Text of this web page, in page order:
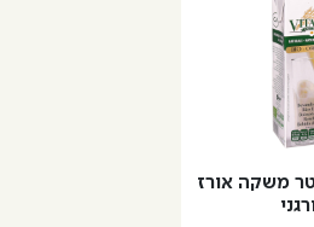
| 1 ליטר משקה אורז